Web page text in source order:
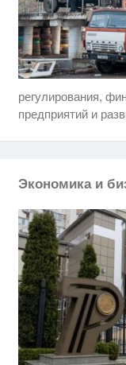
регулирования,
предприятий и
Экономика и
Ролик
вы
Ролик
Какие